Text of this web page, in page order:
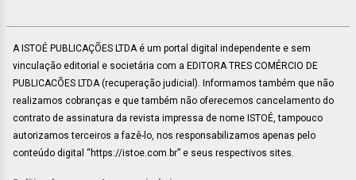
A ISTOÉ PUBLICAÇÕES LTDA é um portal digital independente e sem
vinculação editorial e societária com a EDITORA TRES COMÉRCIO DE
PUBLICACÕES LTDA (recuperação judicial). Informamos também que não
realizamos cobranças e que também não oferecemos cancelamento do
contrato de assinatura da revista impressa de nome ISTOÉ, tampouco
autorizamos terceiros a fazê-lo, nos responsabilizamos apenas pelo
conteúdo digital “https://istoe.com.br” e seus respectivos sites.